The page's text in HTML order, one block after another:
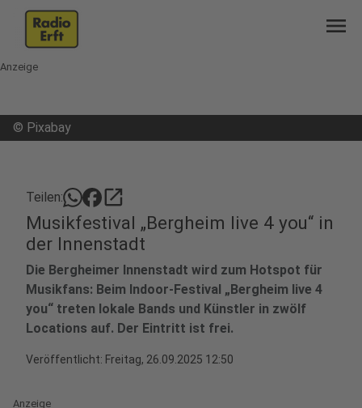
menu
Anzeige
© Pixabay
Teilen: open_in_new
Musikfestival „Bergheim live 4 you“ in
der Innenstadt
Die Bergheimer Innenstadt wird zum Hotspot für
Musikfans: Beim Indoor-Festival „Bergheim live 4
you“ treten lokale Bands und Künstler in zwölf
Locations auf. Der Eintritt ist frei.
Veröffentlicht: Freitag, 26.09.2025 12:50
Anzeige